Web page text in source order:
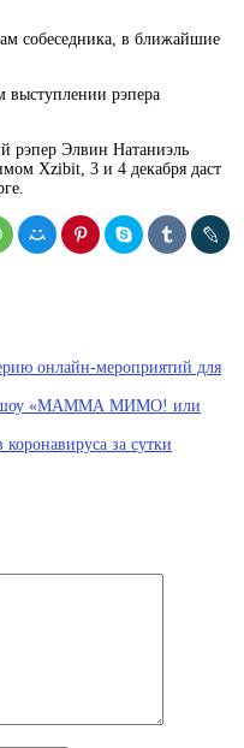
собеседника, в ближайшие
выступлении рэпера
рэпер Элвин Натаниэль
Xzibit, 3 и 4 декабря даст
онлайн-мероприятий для
шоу «МАММА МИМО! или
за сутки